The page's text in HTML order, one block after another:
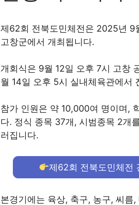
제62회 전북도민체전은 2025년 9
고창군에서 개최됩니다.
개회식은 9월 12일 오후 7시 고창
월 14일 오후 5시 실내체육관에서
참가 인원은 약 10,000여 명이며,
다. 정식 종목 37개, 시범종목 2개
러집니다.
제62회 전북도민체전
본경기에는 육상, 축구, 농구, 씨름